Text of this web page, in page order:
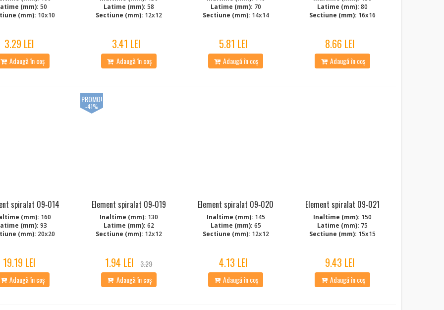
(mm): 50
(mm): 10x10
3.29 LEI
Adaugă în coș
Latime (mm): 58
Sectiune (mm): 12x12
3.41 LEI
Adaugă în coș
Latime (mm): 70
Sectiune (mm): 14x14
5.81 LEI
Adaugă în coș
Latime (mm): 80
Sectiune (mm): 16x16
8.66 LEI
Adaugă în coș
spiralat 09‑014
(mm): 160
(mm): 93
(mm): 20x20
19.19 LEI
Adaugă în coș
Element spiralat 09‑019
Inaltime (mm): 130
Latime (mm): 62
Sectiune (mm): 12x12
1.94 LEI
3.29
Adaugă în coș
PROMO!
-41%
Element spiralat 09‑020
Inaltime (mm): 145
Latime (mm): 65
Sectiune (mm): 12x12
4.13 LEI
Adaugă în coș
Element spiralat 09‑021
Inaltime (mm): 150
Latime (mm): 75
Sectiune (mm): 15x15
9.43 LEI
Adaugă în coș